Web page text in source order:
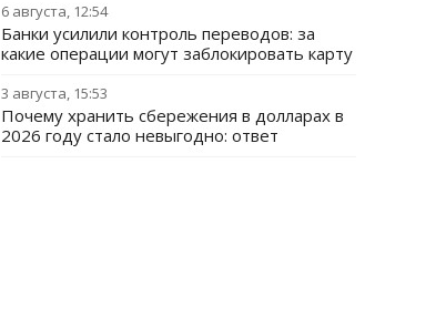
6 августа, 12:54
Банки усилили контроль переводов: за
какие операции могут заблокировать карту
3 августа, 15:53
Почему хранить сбережения в долларах в
2026 году стало невыгодно: ответ